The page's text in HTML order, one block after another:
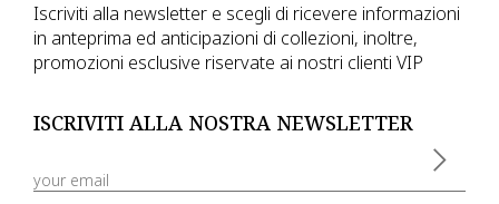
Iscriviti alla newsletter e scegli di ricevere informazioni
in anteprima ed anticipazioni di collezioni, inoltre,
promozioni esclusive riservate ai nostri clienti VIP
ISCRIVITI ALLA NOSTRA NEWSLETTER